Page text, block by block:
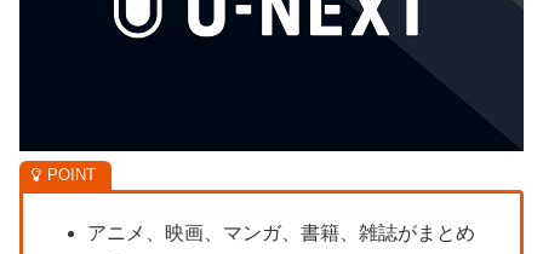
アニメ、映画、マンガ、書籍、雑誌がまとめ